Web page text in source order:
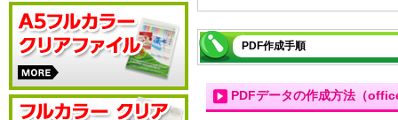
PDF作成手順
PDFデータの作成方法（